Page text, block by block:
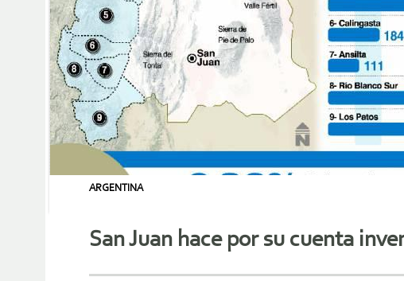
ARGENTINA
San Juan hace por su cuenta